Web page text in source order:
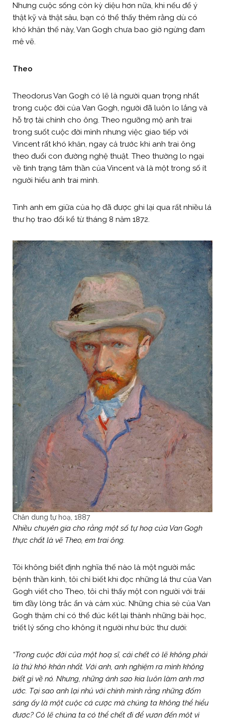
Nhưng cuộc sống còn kỳ diệu hơn nữa, khi nếu để ý
thật kỹ và thật sâu, bạn có thể thấy thêm rằng dù có
khó khăn thế này, Van Gogh chưa bao giờ ngừng đam
mê vẽ.
Theo
Theodorus Van Gogh có lẽ là người quan trọng nhất
trong cuộc đời của Van Gogh, người đã luôn lo lắng và
hỗ trợ tài chính cho ông. Theo ngưỡng mộ anh trai
trong suốt cuộc đời mình nhưng việc giao tiếp với
Vincent rất khó khăn, ngay cả trước khi anh trai ông
theo đuổi con đường nghệ thuật. Theo thường lo ngại
về tình trạng tâm thần của Vincent và là một trong số ít
người hiểu anh trai mình.
Tình anh em giữa của họ đã được ghi lại qua rất nhiều lá
thư họ trao đổi kể từ tháng 8 năm 1872.
Chân dung tự hoạ, 1887
Nhiều chuyên gia cho rằng một số tự hoạ của Van Gogh
thực chất là vẽ Theo, em trai ông.
Tôi không biết định nghĩa thế nào là một người mắc
bệnh thần kinh, tôi chỉ biết khi đọc những lá thư của Van
Gogh viết cho Theo, tôi chỉ thấy một con người với trái
tim đầy lòng trắc ẩn và cảm xúc. Những chia sẻ của Van
Gogh thậm chí có thể đúc kết lại thành những bài học,
triết lý sống cho không ít người như bức thư dưới:
“Trong cuộc đời của một hoạ sĩ, cái chết có lẽ không phải
là thứ khó khăn nhất. Với anh, anh nghiệm ra mình không
biết gì về nó. Nhưng, những ánh sao kia luôn làm anh mơ
ước. Tại sao anh lại nhủ với chính mình rằng những đốm
sáng ấy là một cuộc cá cược mà chúng ta không thể hiểu
được? Có lẽ chúng ta có thể chết đi để vươn đến một vì